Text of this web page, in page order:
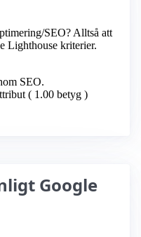
SEO? Alltså att
Lighthouse kriterier.
SEO.
( 1.00 betyg )
Google